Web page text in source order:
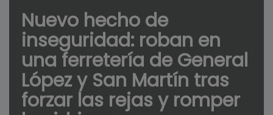
Nuevo hecho de
inseguridad: roban en
una ferretería de General
López y San Martín tras
forzar las rejas y romper